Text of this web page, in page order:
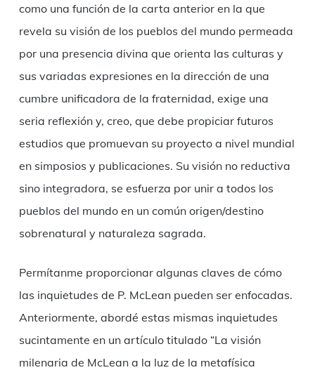
como una función de la carta anterior en la que
revela su visión de los pueblos del mundo permeada
por una presencia divina que orienta las culturas y
sus variadas expresiones en la dirección de una
cumbre unificadora de la fraternidad, exige una
seria reflexión y, creo, que debe propiciar futuros
estudios que promuevan su proyecto a nivel mundial
en simposios y publicaciones. Su visión no reductiva
sino integradora, se esfuerza por unir a todos los
pueblos del mundo en un común origen/destino
sobrenatural y naturaleza sagrada.
Permítanme proporcionar algunas claves de cómo
las inquietudes de P. McLean pueden ser enfocadas.
Anteriormente, abordé estas mismas inquietudes
sucintamente en un artículo titulado “La visión
milenaria de McLean a la luz de la metafísica